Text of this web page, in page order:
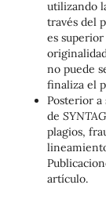
utilizando
través del
es
no puede
finaliza el
Posterior a
de
plagios,
artículo.